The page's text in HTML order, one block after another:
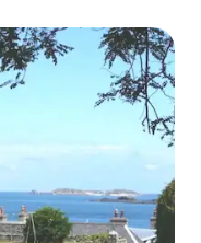
arasında